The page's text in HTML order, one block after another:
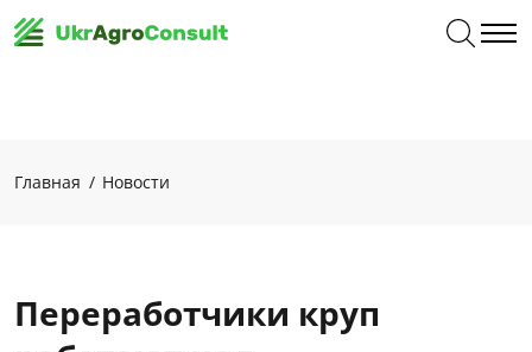
Главная Новости
Переработчики круп